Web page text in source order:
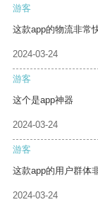
游客
这款app的物流非常
2024-03-24
游客
这个是app神器
2024-03-24
游客
这款app的用户群体
2024-03-24